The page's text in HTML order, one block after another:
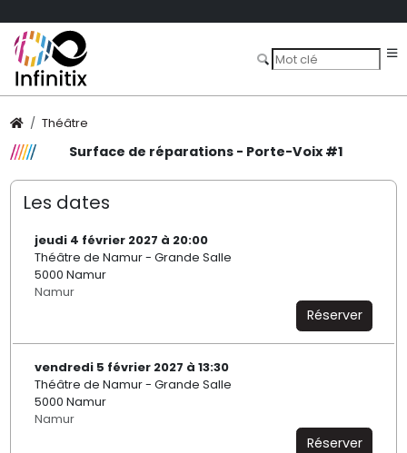
Théâtre
Surface de réparations - Porte-Voix #1
Les dates
jeudi 4 février 2027 à 20:00
Théâtre de Namur - Grande Salle
5000 Namur
Namur
Réserver
vendredi 5 février 2027 à 13:30
Théâtre de Namur - Grande Salle
5000 Namur
Namur
Réserver